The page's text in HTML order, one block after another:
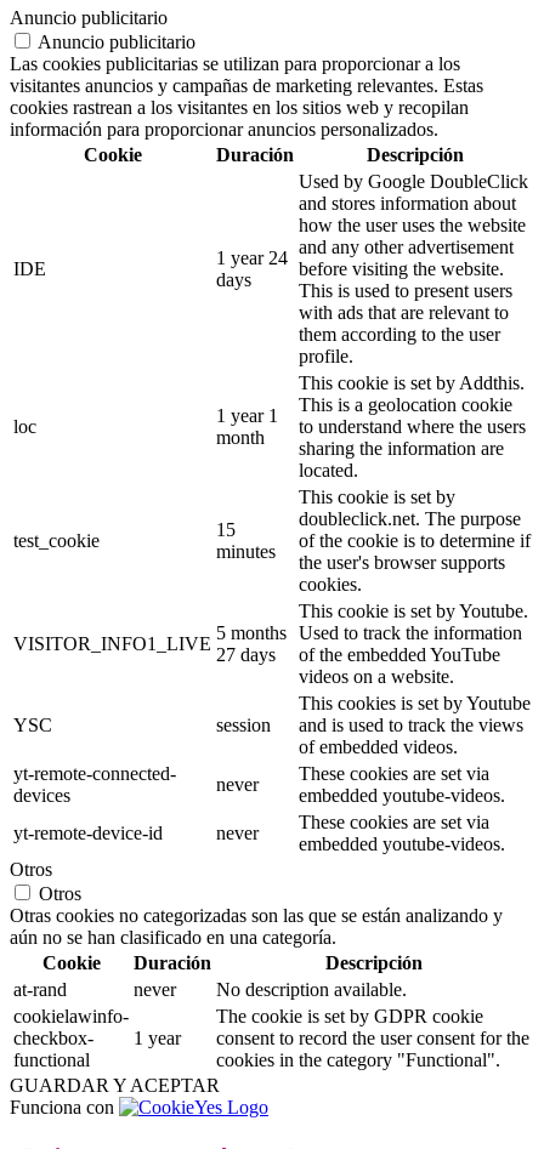
Anuncio publicitario
Anuncio publicitario
Las cookies publicitarias se utilizan para proporcionar a los
visitantes anuncios y campañas de marketing relevantes. Estas
cookies rastrean a los visitantes en los sitios web y recopilan
información para proporcionar anuncios personalizados.
Cookie
Duración Descripción
IDE
1 year 24
days
Used by Google DoubleClick
and stores information about
how the user uses the website
and any other advertisement
before visiting the website.
This is used to present users
with ads that are relevant to
them according to the user
profile.
loc
1 year 1
month
This cookie is set by Addthis.
This is a geolocation cookie
to understand where the users
sharing the information are
located.
test_cookie
15
minutes
This cookie is set by
doubleclick.net. The purpose
of the cookie is to determine if
the user's browser supports
cookies.
VISITOR_INFO1_LIVE
5 months
27 days
This cookie is set by Youtube.
Used to track the information
of the embedded YouTube
videos on a website.
YSC session
This cookies is set by Youtube
and is used to track the views
of embedded videos.
yt-remote-connected-
devices
never
These cookies are set via
embedded youtube-videos.
yt-remote-device-id
never
These cookies are set via
embedded youtube-videos.
Otros
Otros
Otras cookies no categorizadas son las que se están analizando y
aún no se han clasificado en una categoría.
Cookie
Duración
Descripción
at-rand
never
No description available.
cookielawinfo-
checkbox-
functional
1 year
The cookie is set by GDPR cookie
consent to record the user consent for the
cookies in the category "Functional".
GUARDAR Y ACEPTAR
Funciona con